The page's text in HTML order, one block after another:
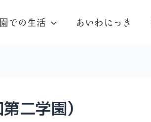
園での生活 あいわにっき
二学園）